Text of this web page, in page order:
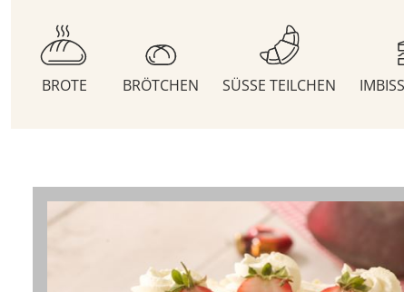
BROTE BRÖTCHEN SÜSSE TEILCHEN